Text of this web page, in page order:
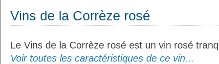
Vins de la Corrèze rosé
Le Vins de la Corrèze rosé est un vin rosé
Voir toutes les caractéristiques de ce vin...